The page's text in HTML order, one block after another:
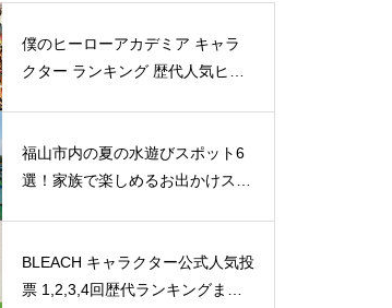
僕のヒーローアカデミア キャラ
クター ランキング 歴代人気ヒー
福山市内の夏の水遊びスポット6
選！家族で楽しめるお出かけスポ
BLEACH キャラクター公式人気投
票 1,2,3,4回歴代ランキングまと